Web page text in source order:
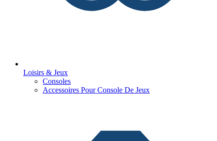
Loisirs & Jeux
Consoles
Accessoires Pour Console De Jeux